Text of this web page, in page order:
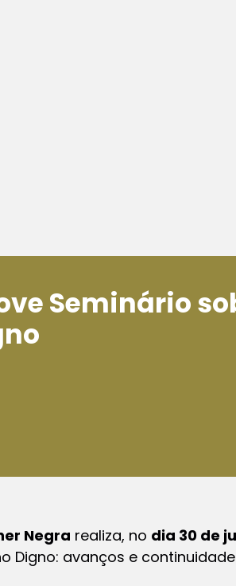
Seminário
Negra realiza, no dia 30 de
Digno: avanços e